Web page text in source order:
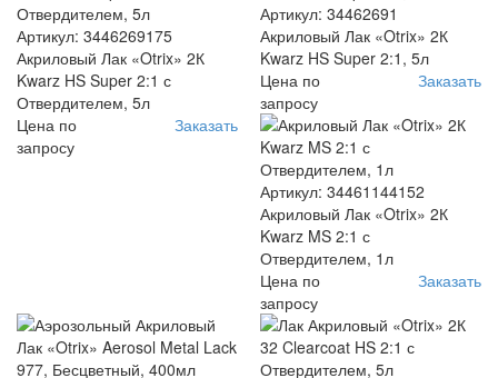
Артикул: 3446269175
Акриловый Лак «Otrix» 2К
Kwarz HS Super 2:1 с
Отвердителем, 5л
Цена по
запросу
Заказать
Артикул: 34462691
Акриловый Лак «Otrix» 2К
Kwarz HS Super 2:1, 5л
Цена по
запросу
Заказать
Артикул: 34461144152
Акриловый Лак «Otrix» 2К
Kwarz MS 2:1 с
Отвердителем, 1л
Цена по
запросу
Заказать